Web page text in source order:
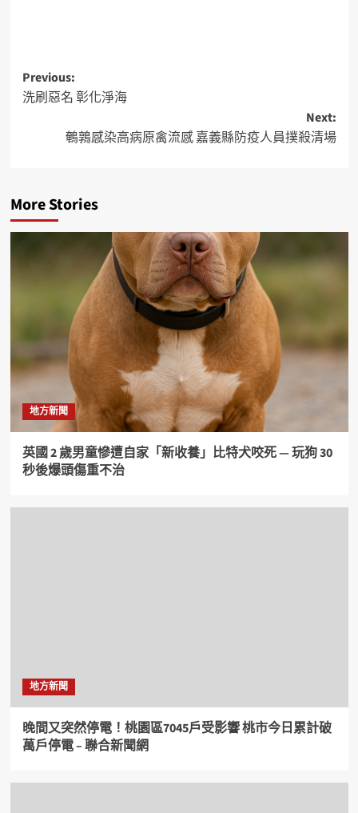
Previous:
洗刷惡名 彰化淨海
Next:
鵪鶉感染高病原禽流感 嘉義縣防疫人員撲殺清場
More Stories
地方新聞
英國 2 歲男童慘遭自家「新收養」比特犬咬死 — 玩狗 30
秒後爆頭傷重不治
地方新聞
晚間又突然停電！桃園區7045戶受影響 桃市今日累計破
萬戶停電 – 聯合新聞網